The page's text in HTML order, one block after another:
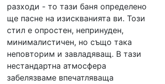
разходи - то тази баня определено
ще пасне на изискванията ви. Този
стил е опростен, непринуден,
минималистичен, но също така
неповторим и завладяващ. В тази
нестандартна атмосфера
забелязваме впечатляваща